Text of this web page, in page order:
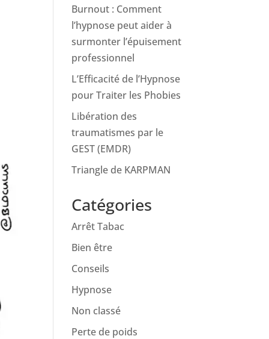
Burnout : Comment
l’hypnose peut aider à
surmonter l’épuisement
professionnel
L’Efficacité de l’Hypnose
pour Traiter les Phobies
Libération des
traumatismes par le
GEST (EMDR)
Triangle de KARPMAN
Catégories
Arrêt Tabac
Bien être
Conseils
Hypnose
Non classé
Perte de poids